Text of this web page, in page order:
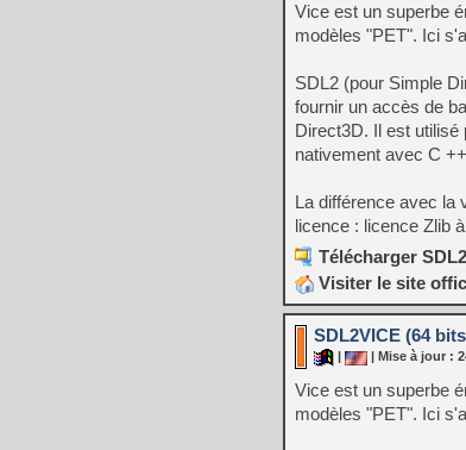
Vice est un superbe
modèles "PET". Ici
SDL2 (pour Simple
fournir un accès de
Direct3D. Il est utilisé
nativement avec C
La différence avec la
licence : licence Zlib
Télécharger
Visiter le site
SDL2VICE (64
| Mise à jour :
Vice est un superbe
modèles "PET". Ici